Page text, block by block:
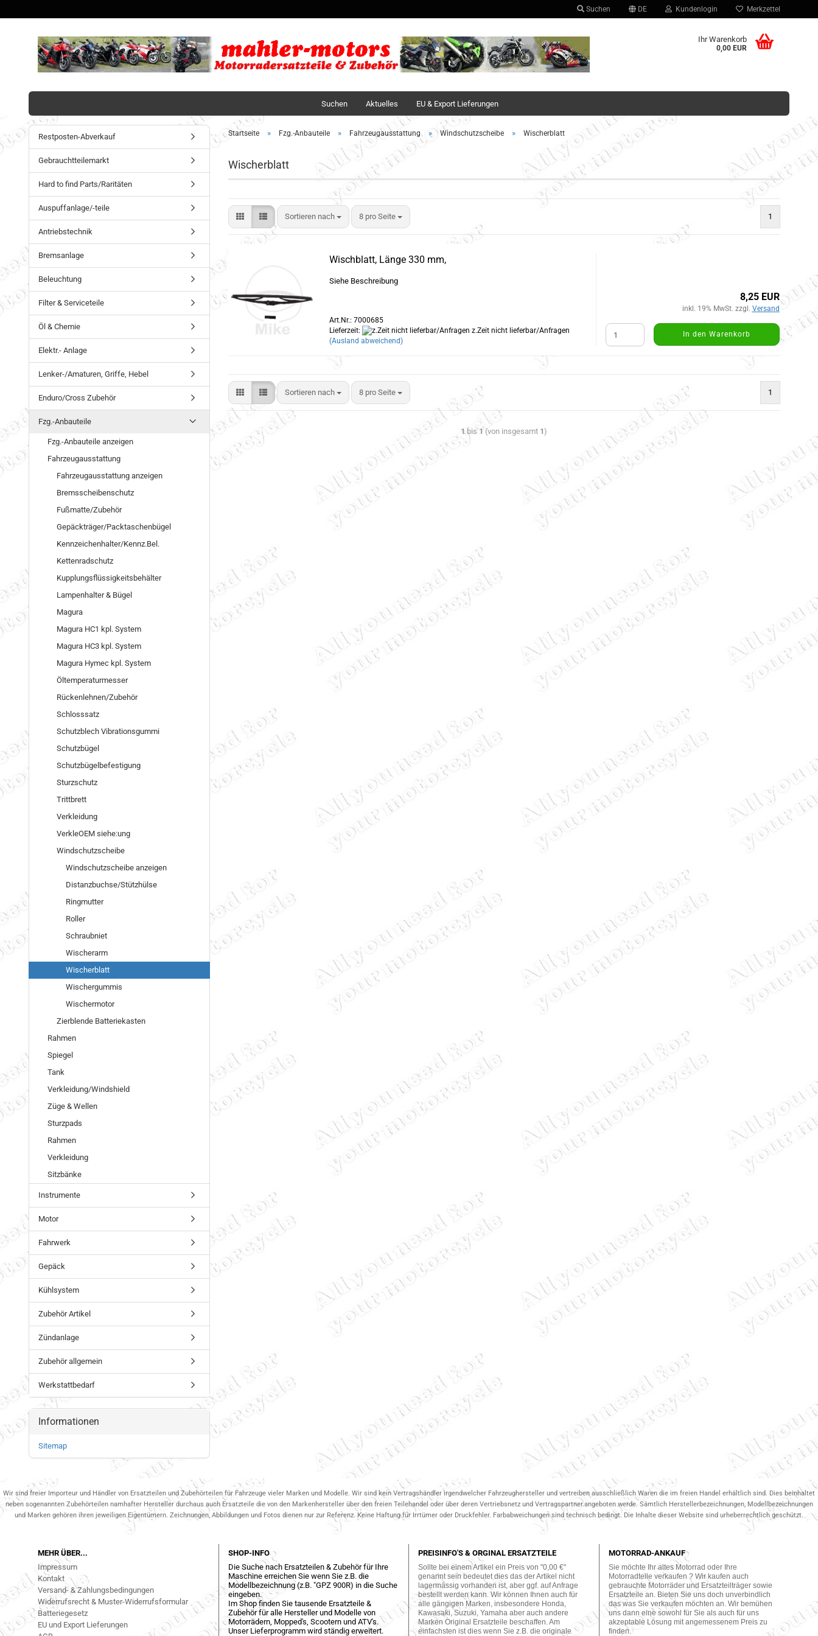
Suchen DE
Sprache auswählen
Kundenlogin
Konto erstellen
Passwort vergessen?
Merkzettel
Ihr Warenkorb
0,00 EUR
Suchen Aktuelles EU & Export Lieferungen
Startseite » Fzg.-Anbauteile » Fahrzeugausstattung » Windschutzscheibe » Wischerblatt
Wischerblatt
Sortieren nach 8 pro Seite 1
Wischblatt, Länge 330 mm,
Siehe Beschreibung
Art.Nr.: 7000685
Lieferzeit:
z.Zeit nicht lieferbar/Anfragen
(Ausland abweichend)
8,25 EUR
inkl. 19% MwSt. zzgl. Versand
In den Warenkorb
Sortieren nach 8 pro Seite 1
1bis 1 (von insgesamt 1)
Restposten-Abverkauf
Gebrauchtteilemarkt
Hard to find Parts/Raritäten
Auspuffanlage/-teile
Antriebstechnik
Bremsanlage
Beleuchtung
Filter & Serviceteile
Öl & Chemie
Elektr.- Anlage
Lenker-/Amaturen, Griffe, Hebel
Enduro/Cross Zubehör
Fzg.-Anbauteile
Fzg.-Anbauteile anzeigen
Fahrzeugausstattung
Fahrzeugausstattung anzeigen
Bremsscheibenschutz
Fußmatte/Zubehör
Gepäckträger/Packtaschenbügel
Kennzeichenhalter/Kennz.Bel.
Kettenradschutz
Kupplungsflüssigkeitsbehälter
Lampenhalter & Bügel
Magura
Magura HC1 kpl. System
Magura HC3 kpl. System
Magura Hymec kpl. System
Öltemperaturmesser
Rückenlehnen/Zubehör
Schlosssatz
Schutzblech Vibrationsgummi
Schutzbügel
Schutzbügelbefestigung
Sturzschutz
Trittbrett
Verkleidung
VerkleOEM siehe:ung
Windschutzscheibe
Windschutzscheibe anzeigen
Distanzbuchse/Stützhülse
Ringmutter
Roller
Schraubniet
Wischerarm
Wischerblatt
Wischergummis
Wischermotor
Zierblende Batteriekasten
Rahmen
Spiegel
Tank
Verkleidung/Windshield
Züge & Wellen
Sturzpads
Rahmen
Verkleidung
Sitzbänke
Instrumente
Motor
Fahrwerk
Gepäck
Kühlsystem
Zubehör Artikel
Zündanlage
Zubehör allgemein
Werkstattbedarf
Informationen
Sitemap
Wir sind freier Importeur und Händler von Ersatzteilen und Zubehörteilen für Fahrzeuge vieler Marken und Modelle. Wir sind kein Vertragshändler irgendwelcher Fahrzeughersteller und vertreiben ausschließlich Waren die im freien Handel erhältlich sind. Dies beinhaltet
neben sogenannten Zubehörteilen namhafter Hersteller durchaus auch Ersatzteile die von den Markenhersteller über den freien Teilehandel oder über deren Vertriebsnetz und Vertragspartner.angeboten werde. Sämtlich Herstellerbezeichnungen, Modellbezeichnungen
und Marken gehören ihren jeweiligen Eigentümern. Zeichnungen, Abbildungen und Fotos dienen nur zur Referenz. Keine Haftung für Irrtümer oder Druckfehler. Farbabweichungen sind technisch bedingt. Die Inhalte dieser Website sind urheberrechtlich geschützt.
MEHR ÜBER...
Impressum
Kontakt
Versand- & Zahlungsbedingungen
Widerrufsrecht & Muster-Widerrufsformular
Batteriegesetz
EU und Export Lieferungen
SHOP-INFO
Die Suche nach Ersatzteilen & Zubehör für Ihre
Maschine erreichen Sie wenn Sie z.B. die
Modellbezeichnung (z.B. "GPZ 900R) in die Suche
eingeben.
Im Shop finden Sie tausende Ersatzteile &
Zubehör für alle Hersteller und Modelle von
Motorrädern, Mopped's, Scootern und ATV's.
Unser Lieferprogramm wird ständig erweitert.
PREISINFO'S & ORGINAL ERSATZTEILE
Sollte bei einem Artikel ein Preis von "0,00 €"
genannt sein bedeutet dies das der Artikel nicht
lagermässig vorhanden ist, aber ggf. auf Anfrage
bestellt werden kann. Wir können Ihnen auch für
alle gängigen Marken, insbesondere Honda,
Kawasaki, Suzuki, Yamaha aber auch andere
Marken Original Ersatzteile beschaffen. Am
einfachsten ist dies wenn Sie z.B. die originale
MOTORRAD-ANKAUF
Sie möchte Ihr altes Motorrad oder Ihre
Motorradteile verkaufen ? Wir kaufen auch
gebrauchte Motorräder und Ersatzteilträger sowie
Ersatzteile an. Bieten Sie uns doch unverbindlich
das was Sie verkaufen möchten an. Wir bemühen
uns dann eine sowohl für Sie als auch für uns
akzeptable Lösung mit angemessenem Preis zu
finden.